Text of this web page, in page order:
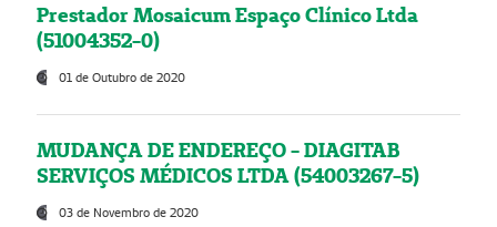
Prestador Mosaicum Espaço Clínico Ltda
(51004352-0)
01 de Outubro de 2020
MUDANÇA DE ENDEREÇO - DIAGITAB
SERVIÇOS MÉDICOS LTDA (54003267-5)
03 de Novembro de 2020